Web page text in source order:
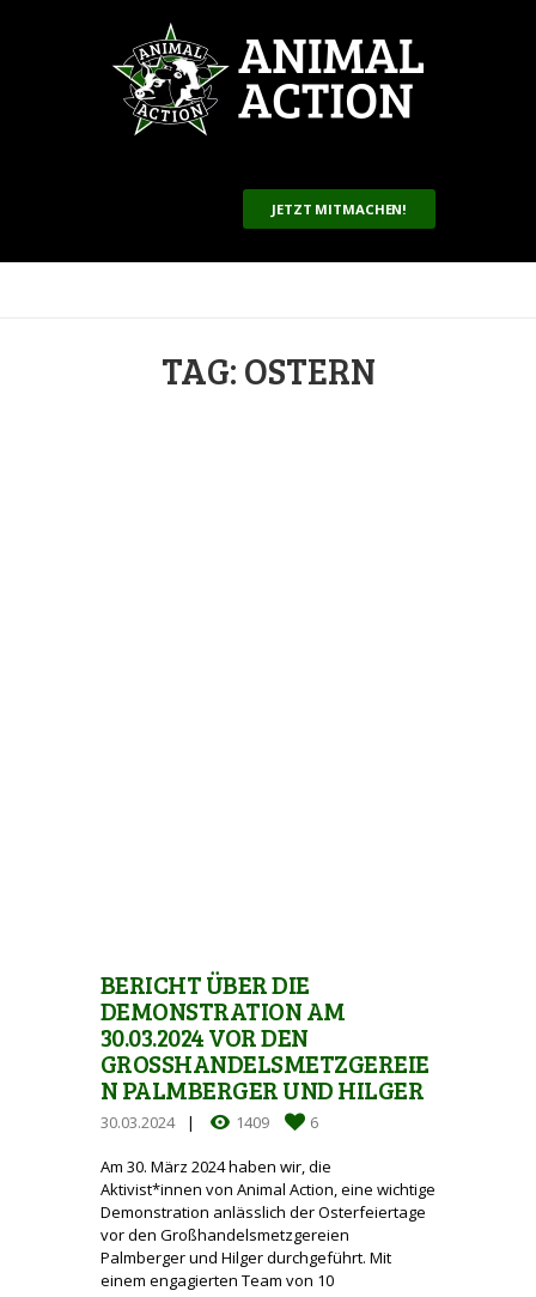
JETZT MITMACHEN!
TAG: OSTERN
BERICHT ÜBER DIE
DEMONSTRATION AM
30.03.2024 VOR DEN
GROSSHANDELSMETZGEREIEN
PALMBERGER UND HILGER
30.03.2024 1409 6
Am 30. März 2024 haben wir, die
Aktivist*innen von Animal Action, eine wichtige
Demonstration anlässlich der Osterfeiertage
vor den Großhandelsmetzgereien
Palmberger und Hilger durchgeführt. Mit
einem engagierten Team von 10